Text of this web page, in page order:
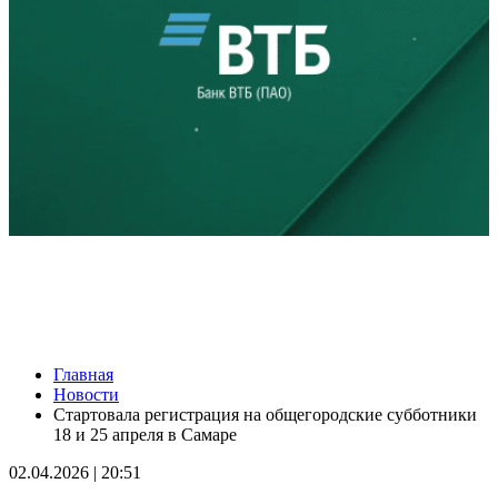
В Самарской области угроза атаки БПЛА 7 августа
действовала 4 часа
07.08.2026 | 08:25
В Тимашевской амбулатории завершили косметический
07.08.2026 | 08:07
Главная
Новости
Стартовала регистрация на общегородские субботники
18 и 25 апреля в Самаре
02.04.2026 | 20:51